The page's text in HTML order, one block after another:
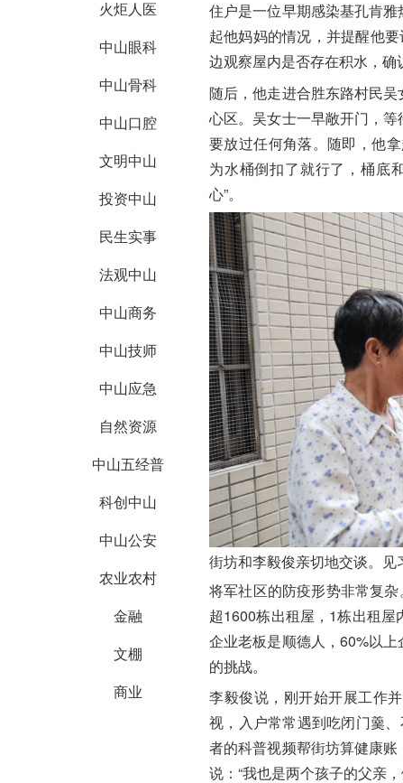
火炬人医
中山眼科
中山骨科
中山口腔
文明中山
投资中山
民生实事
法观中山
中山商务
中山技师
中山应急
自然资源
中山五经普
科创中山
中山公安
农业农村
金融
文棚
商业
住户是一位早期感染基孔肯雅
起他妈妈的情况，并提醒他
边观察屋内是否存在积水，确
随后，他走进合胜东路村民
心区。吴女士一早敞开门，
要放过任何角落。随即，他
为水桶倒扣了就行了，桶底
心”。
街坊和李毅俊亲切地交谈。见
将军社区的防疫形势非常复
超1600栋出租屋，1栋出租
企业老板是顺德人，60%以
的挑战。
李毅俊说，刚开始开展工作
视，入户常常遇到吃闭门羹
者的科普视频帮街坊算健康账
说：“我也是两个孩子的父亲